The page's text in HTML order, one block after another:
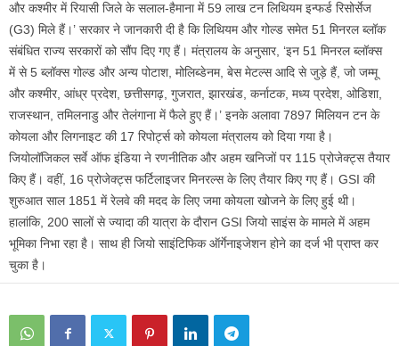
और कश्मीर में रियासी जिले के सलाल-हैमाना में 59 लाख टन लिथियम इन्फर्ड रिसोर्सेज
(G3) मिले हैं।’ सरकार ने जानकारी दी है कि लिथियम और गोल्ड समेत 51 मिनरल ब्लॉक
संबंधित राज्य सरकारों को सौंप दिए गए हैं। मंत्रालय के अनुसार, ‘इन 51 मिनरल ब्लॉक्स
में से 5 ब्लॉक्स गोल्ड और अन्य पोटाश, मोलिब्डेनम, बेस मेटल्स आदि से जुड़े हैं, जो जम्मू
और कश्मीर, आंध्र प्रदेश, छत्तीसगढ़, गुजरात, झारखंड, कर्नाटक, मध्य प्रदेश, ओडिशा,
राजस्थान, तमिलनाडु और तेलंगाना में फैले हुए हैं।’ इनके अलावा 7897 मिलियन टन के
कोयला और लिगनाइट की 17 रिपोर्ट्स को कोयला मंत्रालय को दिया गया है।
जियोलॉजिकल सर्वे ऑफ इंडिया ने रणनीतिक और अहम खनिजों पर 115 प्रोजेक्ट्स तैयार
किए हैं। वहीं, 16 प्रोजेक्ट्स फर्टिलाइजर मिनरल्स के लिए तैयार किए गए हैं। GSI की
शुरुआत साल 1851 में रेलवे की मदद के लिए जमा कोयला खोजने के लिए हुई थी।
हालांकि, 200 सालों से ज्यादा की यात्रा के दौरान GSI जियो साइंस के मामले में अहम
भूमिका निभा रहा है। साथ ही जियो साइंटिफिक ऑर्गेनाइजेशन होने का दर्ज भी प्राप्त कर
चुका है।